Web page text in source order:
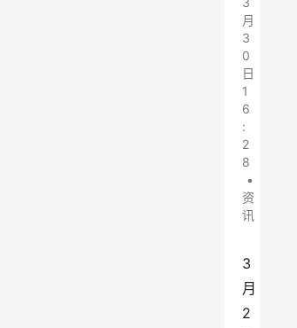
月
3
0
日
1
6
:
2
8
•
资
讯
3
月
2